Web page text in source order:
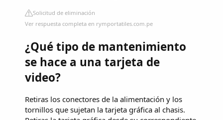
Solicitud de eliminación
Ver respuesta completa en rymportatiles.com.pe
¿Qué tipo de mantenimiento
se hace a una tarjeta de
video?
Retiras los conectores de la alimentación y los
tornillos que sujetan la tarjeta gráfica al chasis.